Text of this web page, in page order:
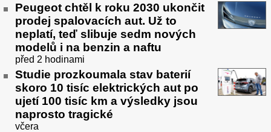
Peugeot chtěl k roku 2030 ukončit
prodej spalovacích aut. Už to
neplatí, teď slibuje sedm nových
modelů i na benzin a naftu
před 2 hodinami
Studie prozkoumala stav baterií
skoro 10 tisíc elektrických aut po
ujetí 100 tisíc km a výsledky jsou
naprosto tragické
včera